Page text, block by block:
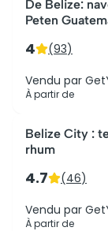
De Belize:
Peten
4 (93)
Vendu par
À partir de
Belize City :
rhum
4.7 (46)
Vendu par
À partir de